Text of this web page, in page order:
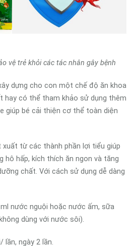
vệ trẻ khỏi các tác nhân gây bệnh
dựng cho con một chế độ ăn khoa
hay có thể tham khảo sử dụng thêm
giúp bé cải thiện cơ thể toàn diện
từ các thành phần lợi tiểu giúp
hô hấp, kích thích ăn ngon và tăng
chất. Với cách sử dụng dễ dàng
nước nguội hoặc nước ấm, sữa
dùng với nước sôi).
lần, ngày 2 lần.